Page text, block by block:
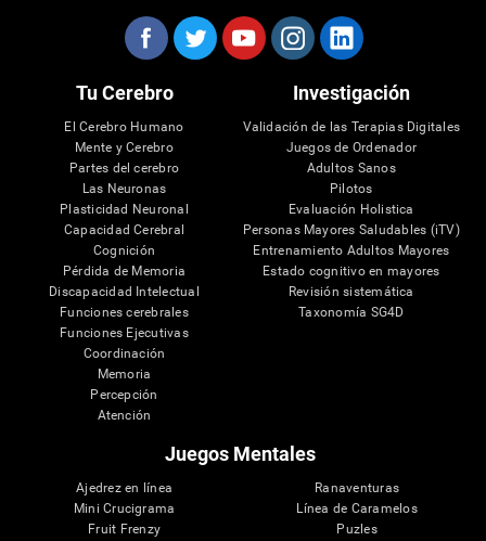
Tu Cerebro
El Cerebro Humano
Mente y Cerebro
Partes del cerebro
Las Neuronas
Plasticidad Neuronal
Capacidad Cerebral
Cognición
Pérdida de Memoria
Discapacidad Intelectual
Funciones cerebrales
Funciones Ejecutivas
Coordinación
Memoria
Percepción
Atención
Investigación
Validación de las Terapias Digitales
Juegos de Ordenador
Adultos Sanos
Pilotos
Evaluación Holistica
Personas Mayores Saludables (iTV)
Entrenamiento Adultos Mayores
Estado cognitivo en mayores
Revisión sistemática
Taxonomía SG4D
Juegos Mentales
Ajedrez en línea
Mini Crucigrama
Fruit Frenzy
Ranaventuras
Línea de Caramelos
Puzles